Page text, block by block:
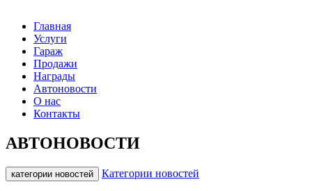
Главная
Услуги
Гараж
Продажи
Награды
Автоновости
О нас
Контакты
АВТОНОВОСТИ
категории новостей Категории новостей